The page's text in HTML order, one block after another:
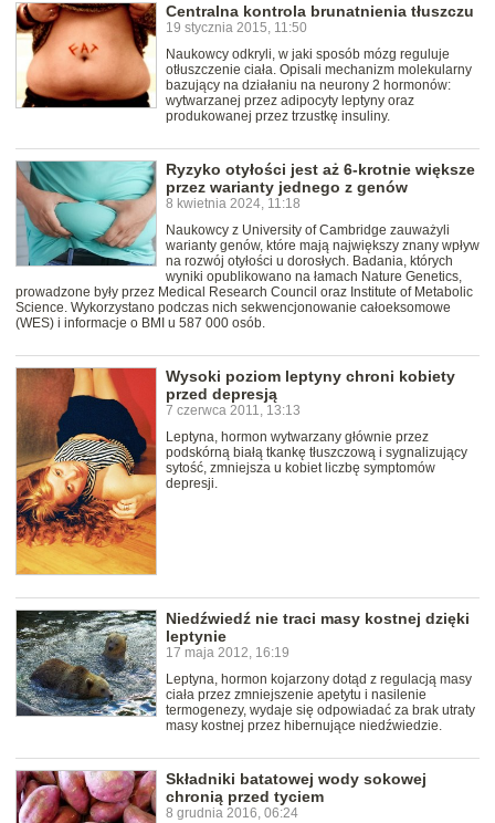
Centralna kontrola brunatnienia tłuszczu
19 stycznia 2015, 11:50
Naukowcy odkryli, w jaki sposób mózg reguluje
otłuszczenie ciała. Opisali mechanizm molekularny
bazujący na działaniu na neurony 2 hormonów:
wytwarzanej przez adipocyty leptyny oraz
produkowanej przez trzustkę insuliny.
Ryzyko otyłości jest aż 6-krotnie większe
przez warianty jednego z genów
8 kwietnia 2024, 11:18
Naukowcy z University of Cambridge zauważyli
warianty genów, które mają największy znany wpływ
na rozwój otyłości u dorosłych. Badania, których
wyniki opublikowano na łamach Nature Genetics,
prowadzone były przez Medical Research Council oraz Institute of Metabolic
Science. Wykorzystano podczas nich sekwencjonowanie całoeksomowe
(WES) i informacje o BMI u 587 000 osób.
Wysoki poziom leptyny chroni kobiety
przed depresją
7 czerwca 2011, 13:13
Leptyna, hormon wytwarzany głównie przez
podskórną białą tkankę tłuszczową i sygnalizujący
sytość, zmniejsza u kobiet liczbę symptomów
depresji.
Niedźwiedź nie traci masy kostnej dzięki
leptynie
17 maja 2012, 16:19
Leptyna, hormon kojarzony dotąd z regulacją masy
ciała przez zmniejszenie apetytu i nasilenie
termogenezy, wydaje się odpowiadać za brak utraty
masy kostnej przez hibernujące niedźwiedzie.
Składniki batatowej wody sokowej
chronią przed tyciem
8 grudnia 2016, 06:24